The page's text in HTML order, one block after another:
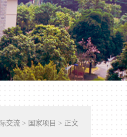
交流 > 国家项目 > 正文